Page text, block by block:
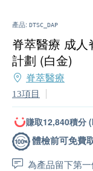
產品: DTSC_DAP
脊萃醫療 成人
計劃 (白金)
脊萃醫療
13項目
賺取12,840積分
體檢前可免費
為產品留下第